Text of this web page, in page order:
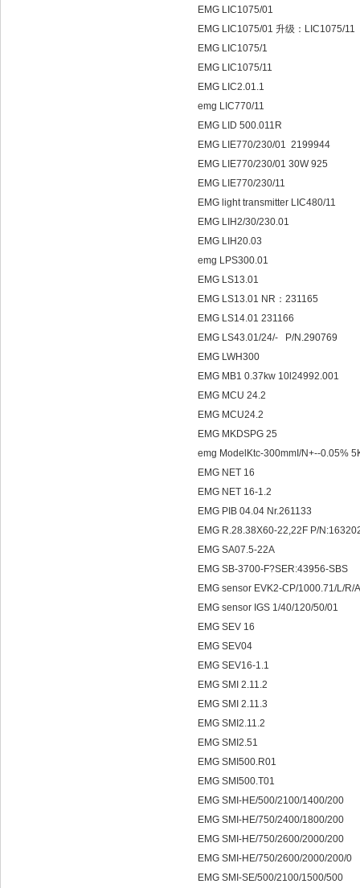
EMG LIC1075/01
EMG LIC1075/01 升级：LIC1075/11
EMG LIC1075/1
EMG LIC1075/11
EMG LIC2.01.1
emg LIC770/11
EMG LID 500.011R
EMG LIE770/230/01 2199944
EMG LIE770/230/01 30W 925
EMG LIE770/230/11
EMG light transmitter LIC480/11
EMG LIH2/30/230.01
EMG LIH20.03
emg LPS300.01
EMG LS13.01
EMG LS13.01 NR：231165
EMG LS14.01 231166
EMG LS43.01/24/- P/N.290769
EMG LWH300
EMG MB1 0.37kw 10l24992.001
EMG MCU 24.2
EMG MCU24.2
EMG MKDSPG 25
emg ModelKtc-300mmI/N+--0.05%
EMG NET 16
EMG NET 16-1.2
EMG PIB 04.04 Nr.261133
EMG R.28.38X60-22,22F P/
EMG SA07.5-22A
EMG SB-3700-F?SER:43956-SBS
EMG sensor EVK2-CP/1000.71/L/R/
EMG sensor IGS 1/40/120/50/01
EMG SEV 16
EMG SEV04
EMG SEV16-1.1
EMG SMI 2.11.2
EMG SMI 2.11.3
EMG SMI2.11.2
EMG SMI2.51
EMG SMI500.R01
EMG SMI500.T01
EMG SMI-HE/500/2100/1400/200
EMG SMI-HE/750/2400/1800/200
EMG SMI-HE/750/2600/2000/200
EMG SMI-HE/750/2600/2000/200/0
EMG SMI-SE/500/2100/1500/500